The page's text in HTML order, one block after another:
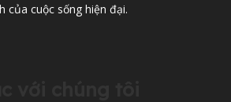
của cuộc sống hiện đại.